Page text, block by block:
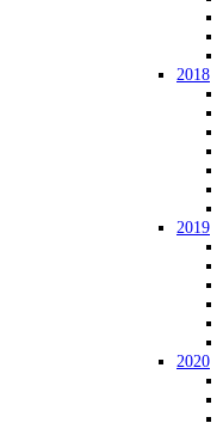
2018
2019
2020